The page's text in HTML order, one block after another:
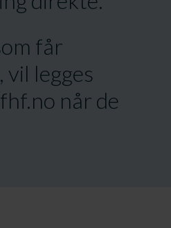
får
legges
når de